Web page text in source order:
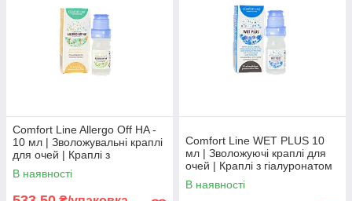
Comfort Line Allergo Off HA -
10 мл | Зволожувальні краплі
для очей | Краплі з
гіалуроновю кислотою |
В наявності
Comfort Line WET PLUS 10
мл | Зволожуючі краплі для
очей | Краплі з гіалуронатом
натрію 0,3% |
В наявності